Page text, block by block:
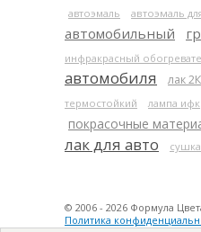
автоэмаль
автоэмаль
автомобильный
инфракрасный
автомобиля
лак 2К
термостойкий
лампа ифк
покрасочные
лак для авто
© 2006 - 2026 Формула
Политика